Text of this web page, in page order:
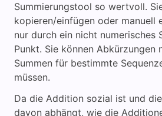
Summierungstool so wertvoll.
kopieren/einfügen oder manuell
nur durch ein nicht numerisches
Punkt. Sie können Abkürzungen
Summen für bestimmte
müssen.
Da die Addition sozial ist und
davon abhängt, wie die